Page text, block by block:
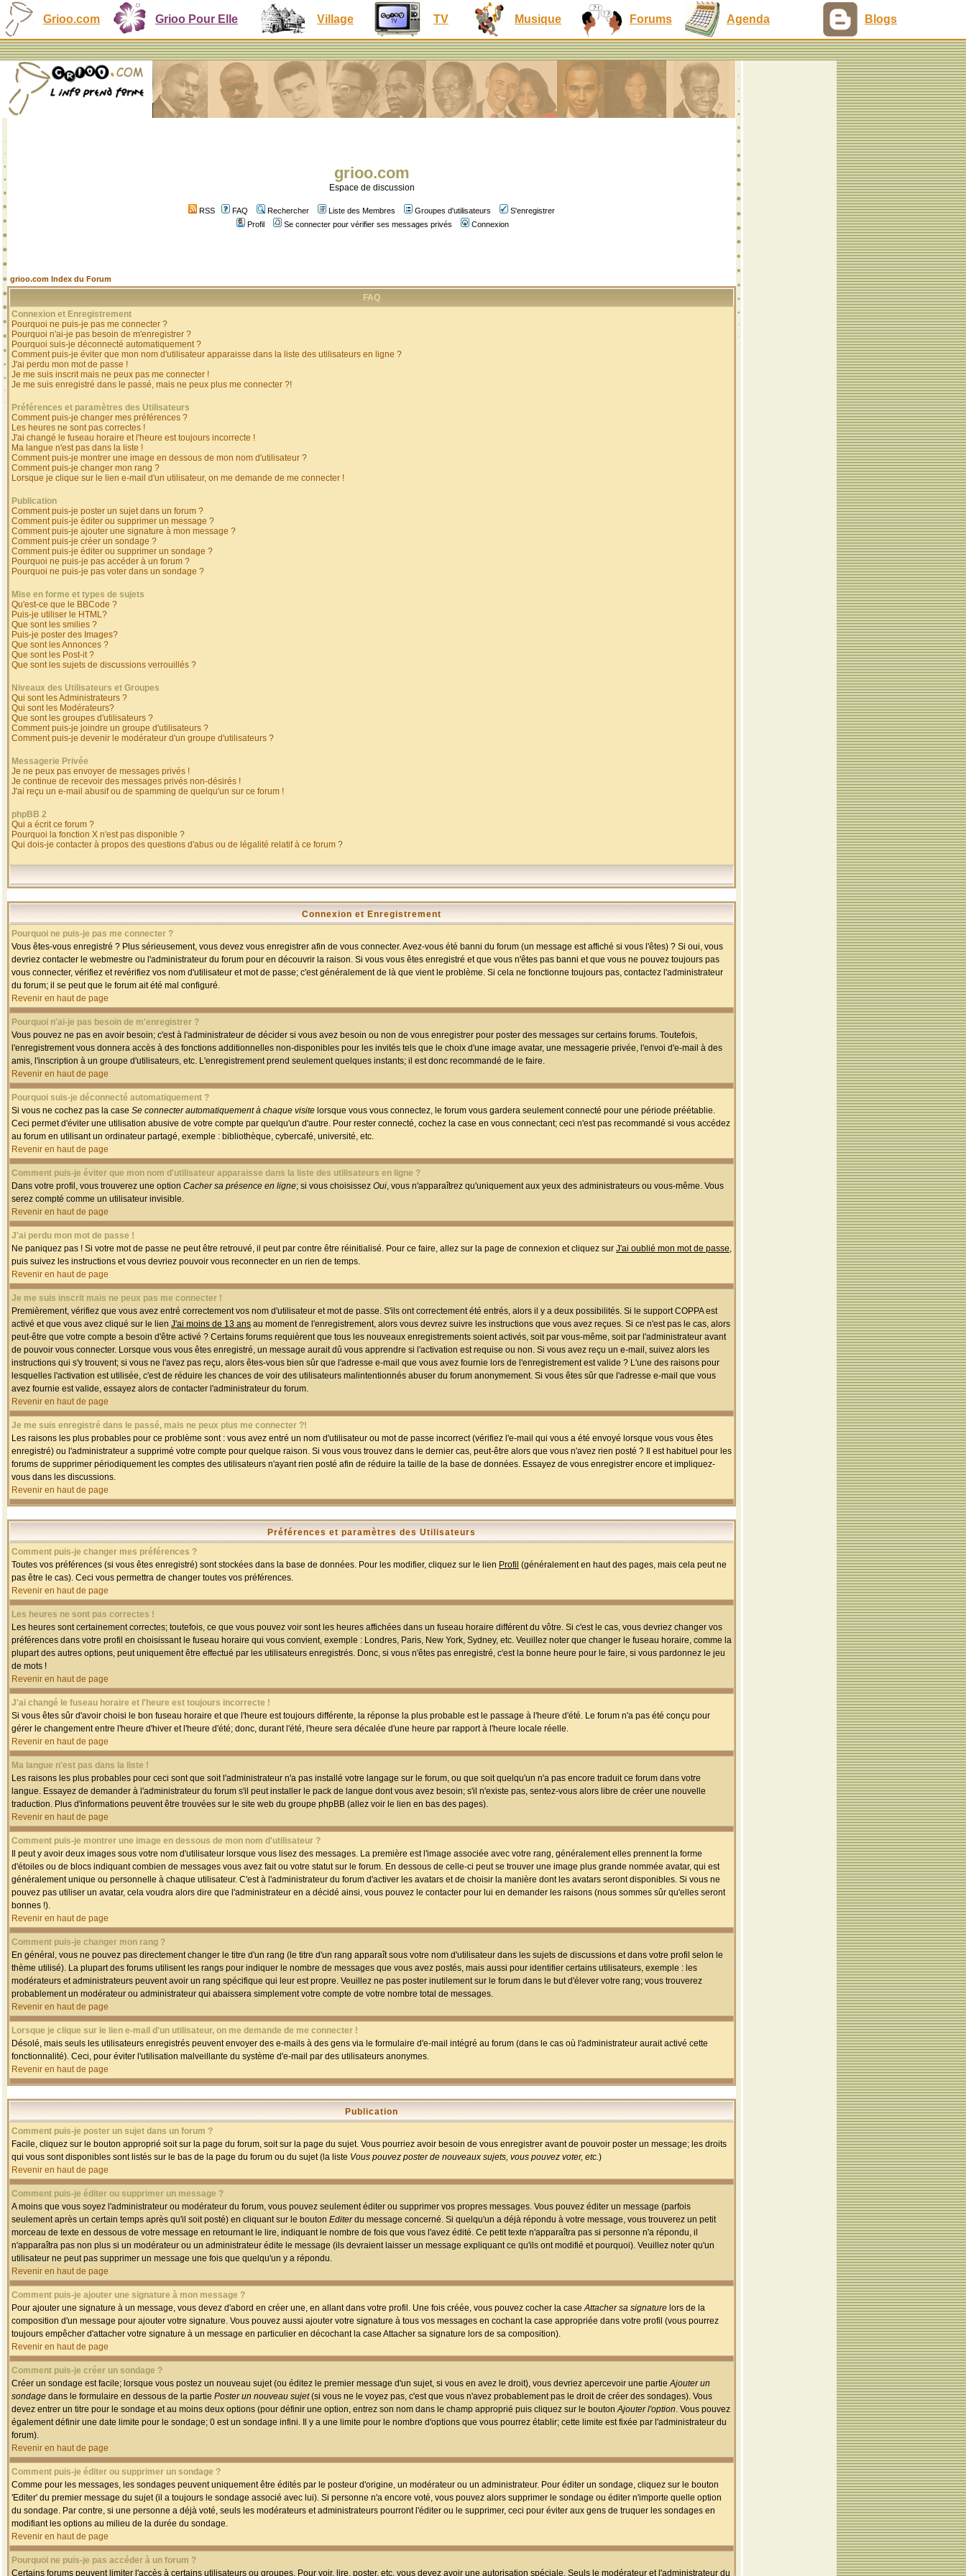
Grioo.com Grioo Pour Elle Village TV Musique Forums Agenda Blogs
grioo.com
Espace de discussion
RSS FAQ Rechercher Liste des Membres Groupes d'utilisateurs
S'enregistrer
Profil
Se connecter pour vérifier ses messages privés Connexion
grioo.com Index du Forum
FAQ
Connexion et Enregistrement
Pourquoi ne puis-je pas me connecter ?
Pourquoi n'ai-je pas besoin de m'enregistrer ?
Pourquoi suis-je déconnecté automatiquement ?
Comment puis-je éviter que mon nom d'utilisateur apparaisse dans la liste des utilisateurs en ligne ?
J'ai perdu mon mot de passe !
Je me suis inscrit mais ne peux pas me connecter !
Je me suis enregistré dans le passé, mais ne peux plus me connecter ?!
Préférences et paramètres des Utilisateurs
Comment puis-je changer mes préférences ?
Les heures ne sont pas correctes !
J'ai changé le fuseau horaire et l'heure est toujours incorrecte !
Ma langue n'est pas dans la liste !
Comment puis-je montrer une image en dessous de mon nom d'utilisateur ?
Comment puis-je changer mon rang ?
Lorsque je clique sur le lien e-mail d'un utilisateur, on me demande de me connecter !
Publication
Comment puis-je poster un sujet dans un forum ?
Comment puis-je éditer ou supprimer un message ?
Comment puis-je ajouter une signature à mon message ?
Comment puis-je créer un sondage ?
Comment puis-je éditer ou supprimer un sondage ?
Pourquoi ne puis-je pas accéder à un forum ?
Pourquoi ne puis-je pas voter dans un sondage ?
Mise en forme et types de sujets
Qu'est-ce que le BBCode ?
Puis-je utiliser le HTML?
Que sont les smilies ?
Puis-je poster des Images?
Que sont les Annonces ?
Que sont les Post-it ?
Que sont les sujets de discussions verrouillés ?
Niveaux des Utilisateurs et Groupes
Qui sont les Administrateurs ?
Qui sont les Modérateurs?
Que sont les groupes d'utilisateurs ?
Comment puis-je joindre un groupe d'utilisateurs ?
Comment puis-je devenir le modérateur d'un groupe d'utilisateurs ?
Messagerie Privée
Je ne peux pas envoyer de messages privés !
Je continue de recevoir des messages privés non-désirés !
J'ai reçu un e-mail abusif ou de spamming de quelqu'un sur ce forum !
phpBB 2
Qui a écrit ce forum ?
Pourquoi la fonction X n'est pas disponible ?
Qui dois-je contacter à propos des questions d'abus ou de légalité relatif à ce forum ?
Connexion et Enregistrement
Pourquoi ne puis-je pas me connecter ?
Vous êtes-vous enregistré ? Plus sérieusement, vous devez vous enregistrer afin de vous connecter. Avez-vous été banni du forum (un message est affiché si vous l'êtes) ? Si oui, vous
devriez contacter le webmestre ou l'administrateur du forum pour en découvrir la raison. Si vous vous êtes enregistré et que vous n'êtes pas banni et que vous ne pouvez toujours pas
vous connecter, vérifiez et revérifiez vos nom d'utilisateur et mot de passe; c'est généralement de là que vient le problème. Si cela ne fonctionne toujours pas, contactez l'administrateur
du forum; il se peut que le forum ait été mal configuré.
Revenir en haut de page
Pourquoi n'ai-je pas besoin de m'enregistrer ?
Vous pouvez ne pas en avoir besoin; c'est à l'administrateur de décider si vous avez besoin ou non de vous enregistrer pour poster des messages sur certains forums. Toutefois,
l'enregistrement vous donnera accès à des fonctions additionnelles non-disponibles pour les invités tels que le choix d'une image avatar, une messagerie privée, l'envoi d'e-mail à des
amis, l'inscription à un groupe d'utilisateurs, etc. L'enregistrement prend seulement quelques instants; il est donc recommandé de le faire.
Revenir en haut de page
Pourquoi suis-je déconnecté automatiquement ?
Si vous ne cochez pas la case Se connecter automatiquement à chaque visite lorsque vous vous connectez, le forum vous gardera seulement connecté pour une période préétablie.
Ceci permet d'éviter une utilisation abusive de votre compte par quelqu'un d'autre. Pour rester connecté, cochez la case en vous connectant; ceci n'est pas recommandé si vous accédez
au forum en utilisant un ordinateur partagé, exemple : bibliothèque, cybercafé, université, etc.
Revenir en haut de page
Comment puis-je éviter que mon nom d'utilisateur apparaisse dans la liste des utilisateurs en ligne ?
Dans votre profil, vous trouverez une option Cacher sa présence en ligne; si vous choisissez Oui, vous n'apparaîtrez qu'uniquement aux yeux des administrateurs ou vous-même. Vous
serez compté comme un utilisateur invisible.
Revenir en haut de page
J'ai perdu mon mot de passe !
Ne paniquez pas ! Si votre mot de passe ne peut être retrouvé, il peut par contre être réinitialisé. Pour ce faire, allez sur la page de connexion et cliquez sur J'ai oublié mon mot de passe,
puis suivez les instructions et vous devriez pouvoir vous reconnecter en un rien de temps.
Revenir en haut de page
Je me suis inscrit mais ne peux pas me connecter !
Premièrement, vérifiez que vous avez entré correctement vos nom d'utilisateur et mot de passe. S'ils ont correctement été entrés, alors il y a deux possibilités. Si le support COPPA est
activé et que vous avez cliqué sur le lien J'ai moins de 13 ans au moment de l'enregistrement, alors vous devrez suivre les instructions que vous avez reçues. Si ce n'est pas le cas, alors
peut-être que votre compte a besoin d'être activé ? Certains forums requièrent que tous les nouveaux enregistrements soient activés, soit par vous-même, soit par l'administrateur avant
de pouvoir vous connecter. Lorsque vous vous êtes enregistré, un message aurait dû vous apprendre si l'activation est requise ou non. Si vous avez reçu un e-mail, suivez alors les
instructions qui s'y trouvent; si vous ne l'avez pas reçu, alors êtes-vous bien sûr que l'adresse e-mail que vous avez fournie lors de l'enregistrement est valide ? L'une des raisons pour
lesquelles l'activation est utilisée, c'est de réduire les chances de voir des utilisateurs malintentionnés abuser du forum anonymement. Si vous êtes sûr que l'adresse e-mail que vous
avez fournie est valide, essayez alors de contacter l'administrateur du forum.
Revenir en haut de page
Je me suis enregistré dans le passé, mais ne peux plus me connecter ?!
Les raisons les plus probables pour ce problème sont : vous avez entré un nom d'utilisateur ou mot de passe incorrect (vérifiez l'e-mail qui vous a été envoyé lorsque vous vous êtes
enregistré) ou l'administrateur a supprimé votre compte pour quelque raison. Si vous vous trouvez dans le dernier cas, peut-être alors que vous n'avez rien posté ? Il est habituel pour les
forums de supprimer périodiquement les comptes des utilisateurs n'ayant rien posté afin de réduire la taille de la base de données. Essayez de vous enregistrer encore et impliquez-
vous dans les discussions.
Revenir en haut de page
Préférences et paramètres des Utilisateurs
Comment puis-je changer mes préférences ?
Toutes vos préférences (si vous êtes enregistré) sont stockées dans la base de données. Pour les modifier, cliquez sur le lien Profil (généralement en haut des pages, mais cela peut ne
pas être le cas). Ceci vous permettra de changer toutes vos préférences.
Revenir en haut de page
Les heures ne sont pas correctes !
Les heures sont certainement correctes; toutefois, ce que vous pouvez voir sont les heures affichées dans un fuseau horaire différent du vôtre. Si c'est le cas, vous devriez changer vos
préférences dans votre profil en choisissant le fuseau horaire qui vous convient, exemple : Londres, Paris, New York, Sydney, etc. Veuillez noter que changer le fuseau horaire, comme la
plupart des autres options, peut uniquement être effectué par les utilisateurs enregistrés. Donc, si vous n'êtes pas enregistré, c'est la bonne heure pour le faire, si vous pardonnez le jeu
de mots !
Revenir en haut de page
J'ai changé le fuseau horaire et l'heure est toujours incorrecte !
Si vous êtes sûr d'avoir choisi le bon fuseau horaire et que l'heure est toujours différente, la réponse la plus probable est le passage à l'heure d'été. Le forum n'a pas été conçu pour
gérer le changement entre l'heure d'hiver et l'heure d'été; donc, durant l'été, l'heure sera décalée d'une heure par rapport à l'heure locale réelle.
Revenir en haut de page
Ma langue n'est pas dans la liste !
Les raisons les plus probables pour ceci sont que soit l'administrateur n'a pas installé votre langage sur le forum, ou que soit quelqu'un n'a pas encore traduit ce forum dans votre
langue. Essayez de demander à l'administrateur du forum s'il peut installer le pack de langue dont vous avez besoin; s'il n'existe pas, sentez-vous alors libre de créer une nouvelle
traduction. Plus d'informations peuvent être trouvées sur le site web du groupe phpBB (allez voir le lien en bas des pages).
Revenir en haut de page
Comment puis-je montrer une image en dessous de mon nom d'utilisateur ?
Il peut y avoir deux images sous votre nom d'utilisateur lorsque vous lisez des messages. La première est l'image associée avec votre rang, généralement elles prennent la forme
d'étoiles ou de blocs indiquant combien de messages vous avez fait ou votre statut sur le forum. En dessous de celle-ci peut se trouver une image plus grande nommée avatar, qui est
généralement unique ou personnelle à chaque utilisateur. C'est à l'administrateur du forum d'activer les avatars et de choisir la manière dont les avatars seront disponibles. Si vous ne
pouvez pas utiliser un avatar, cela voudra alors dire que l'administrateur en a décidé ainsi, vous pouvez le contacter pour lui en demander les raisons (nous sommes sûr qu'elles seront
bonnes !).
Revenir en haut de page
Comment puis-je changer mon rang ?
En général, vous ne pouvez pas directement changer le titre d'un rang (le titre d'un rang apparaît sous votre nom d'utilisateur dans les sujets de discussions et dans votre profil selon le
thème utilisé). La plupart des forums utilisent les rangs pour indiquer le nombre de messages que vous avez postés, mais aussi pour identifier certains utilisateurs, exemple : les
modérateurs et administrateurs peuvent avoir un rang spécifique qui leur est propre. Veuillez ne pas poster inutilement sur le forum dans le but d'élever votre rang; vous trouverez
probablement un modérateur ou administrateur qui abaissera simplement votre compte de votre nombre total de messages.
Revenir en haut de page
Lorsque je clique sur le lien e-mail d'un utilisateur, on me demande de me connecter !
Désolé, mais seuls les utilisateurs enregistrés peuvent envoyer des e-mails à des gens via le formulaire d'e-mail intégré au forum (dans le cas où l'administrateur aurait activé cette
fonctionnalité). Ceci, pour éviter l'utilisation malveillante du système d'e-mail par des utilisateurs anonymes.
Revenir en haut de page
Publication
Comment puis-je poster un sujet dans un forum ?
Facile, cliquez sur le bouton approprié soit sur la page du forum, soit sur la page du sujet. Vous pourriez avoir besoin de vous enregistrer avant de pouvoir poster un message; les droits
qui vous sont disponibles sont listés sur le bas de la page du forum ou du sujet (la liste Vous pouvez poster de nouveaux sujets, vous pouvez voter, etc.)
Revenir en haut de page
Comment puis-je éditer ou supprimer un message ?
A moins que vous soyez l'administrateur ou modérateur du forum, vous pouvez seulement éditer ou supprimer vos propres messages. Vous pouvez éditer un message (parfois
seulement après un certain temps après qu'il soit posté) en cliquant sur le bouton Editerdu message concerné. Si quelqu'un a déjà répondu à votre message, vous trouverez un petit
morceau de texte en dessous de votre message en retournant le lire, indiquant le nombre de fois que vous l'avez édité. Ce petit texte n'apparaîtra pas si personne n'a répondu, il
n'apparaîtra pas non plus si un modérateur ou un administrateur édite le message (ils devraient laisser un message expliquant ce qu'ils ont modifié et pourquoi). Veuillez noter qu'un
utilisateur ne peut pas supprimer un message une fois que quelqu'un y a répondu.
Revenir en haut de page
Comment puis-je ajouter une signature à mon message ?
Pour ajouter une signature à un message, vous devez d'abord en créer une, en allant dans votre profil. Une fois créée, vous pouvez cocher la caseAttacher sa signature lors de la
composition d'un message pour ajouter votre signature. Vous pouvez aussi ajouter votre signature à tous vos messages en cochant la case appropriée dans votre profil (vous pourrez
toujours empêcher d'attacher votre signature à un message en particulier en décochant la case Attacher sa signature lors de sa composition).
Revenir en haut de page
Comment puis-je créer un sondage ?
Créer un sondage est facile; lorsque vous postez un nouveau sujet (ou éditez le premier message d'un sujet, si vous en avez le droit), vous devriez apercevoir une partieAjouter un
sondage dans le formulaire en dessous de la partie Poster un nouveau sujet(si vous ne le voyez pas, c'est que vous n'avez probablement pas le droit de créer des sondages). Vous
devez entrer un titre pour le sondage et au moins deux options (pour définir une option, entrez son nom dans le champ approprié puis cliquez sur le boutonAjouter l'option. Vous pouvez
également définir une date limite pour le sondage; 0 est un sondage infini. Il y a une limite pour le nombre d'options que vous pourrez établir; cette limite est fixée par l'administrateur du
forum).
Revenir en haut de page
Comment puis-je éditer ou supprimer un sondage ?
Comme pour les messages, les sondages peuvent uniquement être édités par le posteur d'origine, un modérateur ou un administrateur. Pour éditer un sondage, cliquez sur le bouton
'Editer' du premier message du sujet (il a toujours le sondage associé avec lui). Si personne n'a encore voté, vous pouvez alors supprimer le sondage ou éditer n'importe quelle option
du sondage. Par contre, si une personne a déjà voté, seuls les modérateurs et administrateurs pourront l'éditer ou le supprimer, ceci pour éviter aux gens de truquer les sondages en
modifiant les options au milieu de la durée du sondage.
Revenir en haut de page
Pourquoi ne puis-je pas accéder à un forum ?
Certains forums peuvent limiter l'accès à certains utilisateurs ou groupes. Pour voir, lire, poster, etc. vous devez avoir une autorisation spéciale. Seuls le modérateur et l'administrateur du